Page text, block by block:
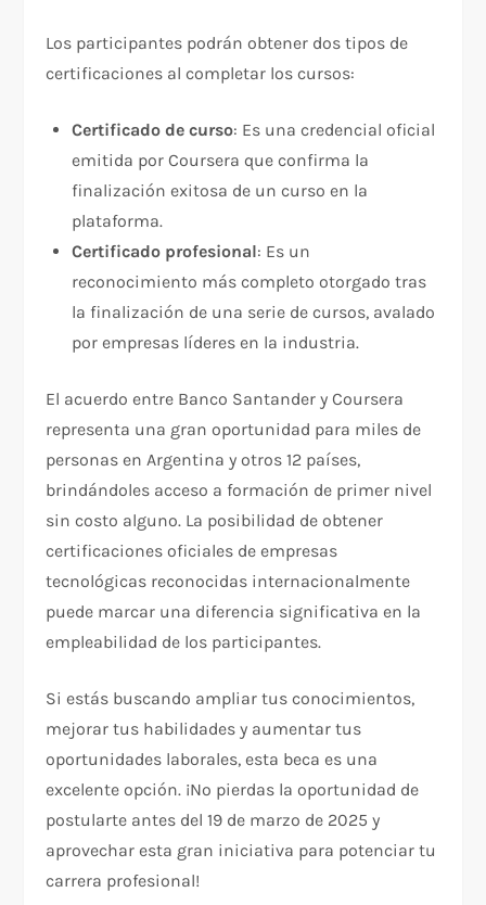
Los participantes podrán obtener dos tipos de
certificaciones al completar los cursos:
Certificado de curso: Es una credencial oficial
emitida por Coursera que confirma la
finalización exitosa de un curso en la
plataforma.
Certificado profesional: Es un
reconocimiento más completo otorgado tras
la finalización de una serie de cursos, avalado
por empresas líderes en la industria.
El acuerdo entre Banco Santander y Coursera
representa una gran oportunidad para miles de
personas en Argentina y otros 12 países,
brindándoles acceso a formación de primer nivel
sin costo alguno. La posibilidad de obtener
certificaciones oficiales de empresas
tecnológicas reconocidas internacionalmente
puede marcar una diferencia significativa en la
empleabilidad de los participantes.
Si estás buscando ampliar tus conocimientos,
mejorar tus habilidades y aumentar tus
oportunidades laborales, esta beca es una
excelente opción. ¡No pierdas la oportunidad de
postularte antes del 19 de marzo de 2025 y
aprovechar esta gran iniciativa para potenciar tu
carrera profesional!